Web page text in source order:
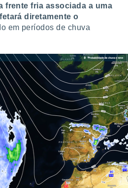
frente fria associada a uma
diretamente o
em períodos de chuva